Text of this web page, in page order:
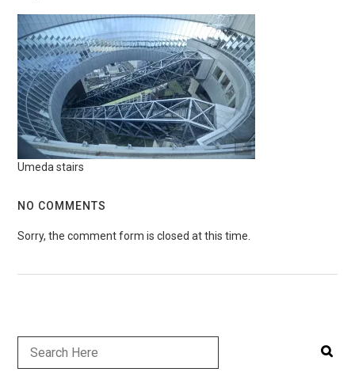
Umeda stairs
NO COMMENTS
Sorry, the comment form is closed at this time.